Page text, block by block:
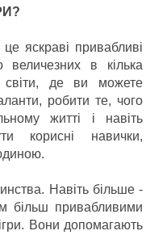
яскраві привабливі
величезних в кілька
світи, де ви можете
робити те, чого
житті і навіть
корисні навички,
Навіть більше -
більш привабливими
Вони допомагають